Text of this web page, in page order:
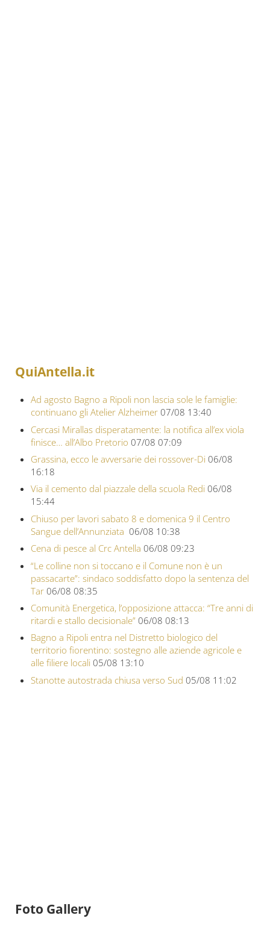
QuiAntella.it
Ad agosto Bagno a Ripoli non lascia sole le famiglie:
continuano gli Atelier Alzheimer 07/08 13:40
Cercasi Mirallas disperatamente: la notifica all’ex viola
finisce… all’Albo Pretorio 07/08 07:09
Grassina, ecco le avversarie dei rossover-Di 06/08
16:18
Via il cemento dal piazzale della scuola Redi 06/08
15:44
Chiuso per lavori sabato 8 e domenica 9 il Centro
Sangue dell’Annunziata 06/08 10:38
Cena di pesce al Crc Antella 06/08 09:23
“Le colline non si toccano e il Comune non è un
passacarte”: sindaco soddisfatto dopo la sentenza del
Tar 06/08 08:35
Comunità Energetica, l’opposizione attacca: “Tre anni di
ritardi e stallo decisionale” 06/08 08:13
Bagno a Ripoli entra nel Distretto biologico del
territorio fiorentino: sostegno alle aziende agricole e
alle filiere locali 05/08 13:10
Stanotte autostrada chiusa verso Sud 05/08 11:02
Foto Gallery